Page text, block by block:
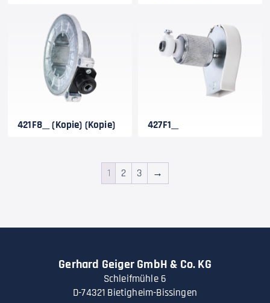
421F8__ (Kopie) (Kopie) 427F1__
1 2 3 →
Gerhard Geiger GmbH & Co. KG
Schleifmühle 6
D-74321 Bietigheim-Bissingen